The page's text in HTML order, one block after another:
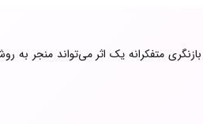
متفکرانه یک اثر می‌تواند منجر